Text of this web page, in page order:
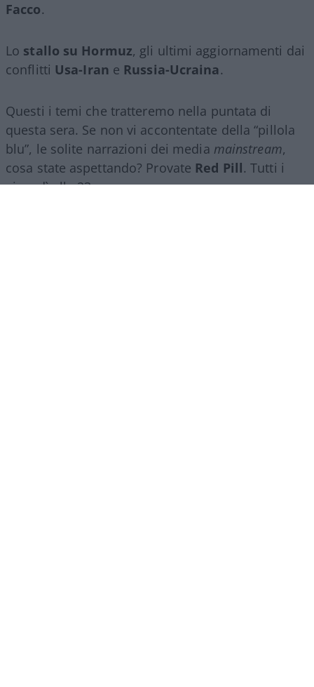
Facco.
Lo stallo su Hormuz, gli ultimi aggiornamenti dai
conflitti Usa-Iran e Russia-Ucraina.
Questi i temi che tratteremo nella puntata di
questa sera. Se non vi accontentate della “pillola
blu”, le solite narrazioni dei media mainstream,
cosa state aspettando? Provate Red Pill. Tutti i
giovedì alle 23